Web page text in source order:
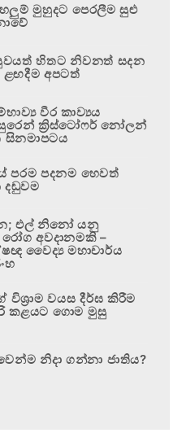
මුහුදට පෙරලීම සුළු
හිතට නිවනත් සදන
ළඟදීම අපටත්
වීර කාව්‍යය
ක්‍රිස්ටෝෆර් නෝලන්
සිනමාපටය
පරම පදනම හෙවත්
දඬුවම
එල් නිනෝ යනු
රෝග අවදානමකි –
වෛද්‍ය මහාචාර්ය
වයස දීර්ඝ කිරීම
කළයට ගොම මුසු
නිදා ගන්නා ජාතිය?